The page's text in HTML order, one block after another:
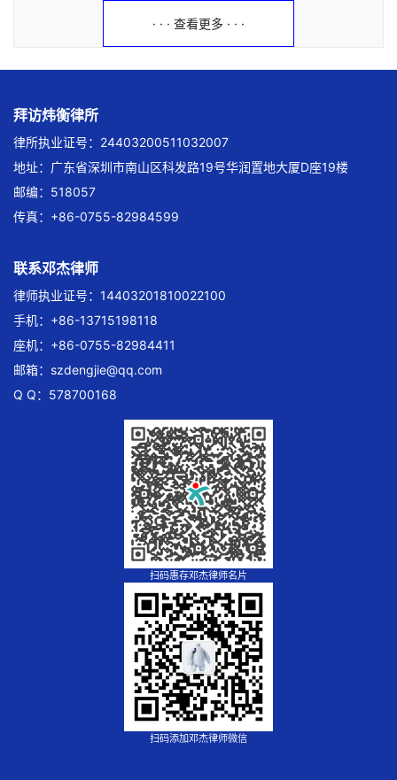
· · · 查看更多 · · ·
拜访炜衡律所
律所执业证号：24403200511032007
地址：广东省深圳市南山区科发路19号华润置地大厦D座19楼
邮编：518057
传真：+86-0755-82984599
联系邓杰律师
律师执业证号：14403201810022100
手机：+86-13715198118
座机：+86-0755-82984411
邮箱： szdengjie@qq.com
Q Q：578700168
扫码惠存邓杰律师名片
扫码添加邓杰律师微信